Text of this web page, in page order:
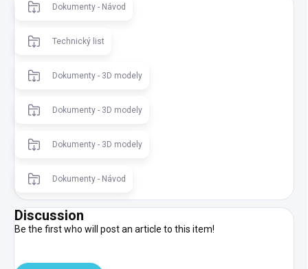
Dokumenty - Návod
Technický list
Dokumenty - 3D modely
Dokumenty - 3D modely
Dokumenty - 3D modely
Dokumenty - Návod
Discussion
Be the first who will post an article to this item!